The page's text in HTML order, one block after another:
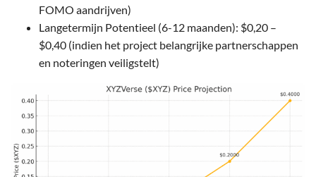
FOMO aandrijven)
Langetermijn Potentieel (6-12 maanden): $0,20 –
$0,40 (indien het project belangrijke partnerschappen
en noteringen veiligstelt)